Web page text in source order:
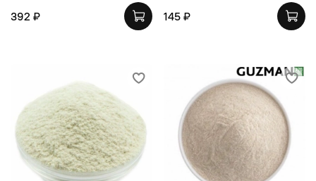
392 ₽
145 ₽